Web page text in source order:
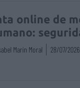
online de
Marín Moral 28/07/2026